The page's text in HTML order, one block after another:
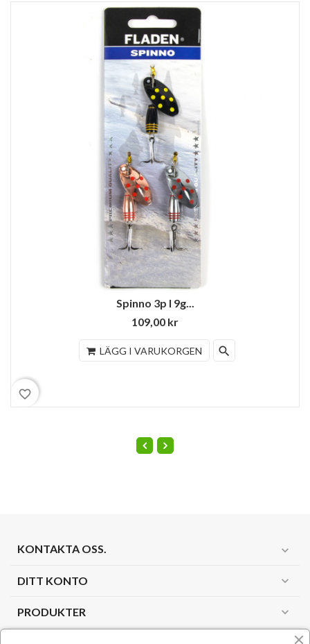
Spinno 3p I 9g...
109,00 kr
LÄGG I VARUKORGEN search
favorite_border
KONTAKTA OSS. expand_more
DITT KONTO expand_more
PRODUKTER expand_more